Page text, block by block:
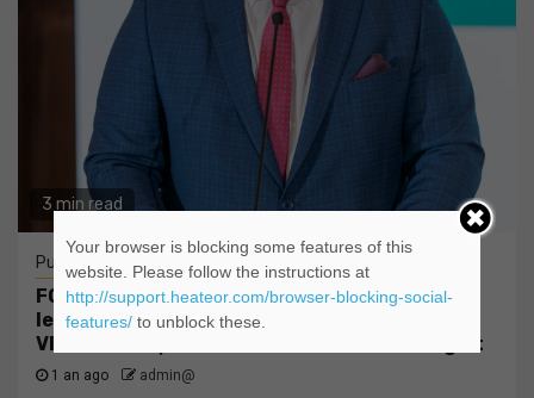
3 min read
Publicitate Tehnologie
FORT S.A. își consolidează echipa de
leadership: Mihai Păjereanu este noul CEO
Vladimir Ghiță devine Chief Global Strategist
1 an ago admin@
Your browser is blocking some features of this
website. Please follow the instructions at
http://support.heateor.com/browser-blocking-social-
features/to unblock these.